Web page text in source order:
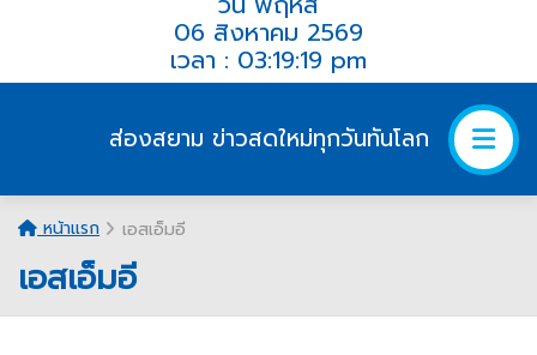
06 สิงหาคม 2569
เวลา : 03:19:19 pm
ส่องสยาม ข่าวสดใหม่ทุกวันทันโลก
หน้าแรก เอสเอ็มอี
เอสเอ็มอี